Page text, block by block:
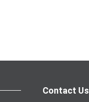
Contact Us